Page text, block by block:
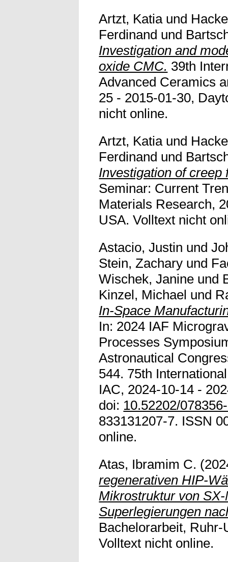
Artzt, Katiaund
Ferdinand und
Investigation and
oxide CMC. 39th
Advanced Ceramics
25 - 2015-01-30,
nicht online.
Artzt, Katiaund
Ferdinand und
Investigation of
Seminar: Current
Materials Research,
USA. Volltext nicht
Astacio, Justin und
Stein, Zachary und
Wischek, Janine und
Kinzel, Michael und
In-Space
In: 2024 IAF
Processes
Astronautical
544. 75th
IAC, 2024-10-14 -
doi: 10.52202/
833131207-7. ISSN
online.
Atas, Ibramim C.
regenerativen HIP-
Mikrostruktur von
Superlegierungen
Bachelorarbeit,
Volltext nicht online.